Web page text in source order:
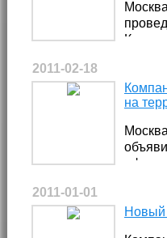
2011-02-18
на
2011-01-01
Новый